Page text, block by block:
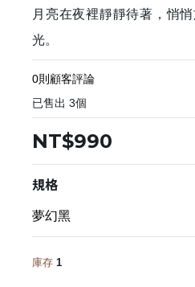
月亮在夜裡靜靜待著，悄
光。
0則顧客評論
已售出 3個
NT$990
規格
庫存 1